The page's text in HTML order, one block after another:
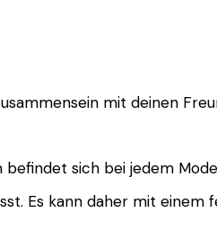
mit deinen
befindet sich bei jedem
Es kann daher mit